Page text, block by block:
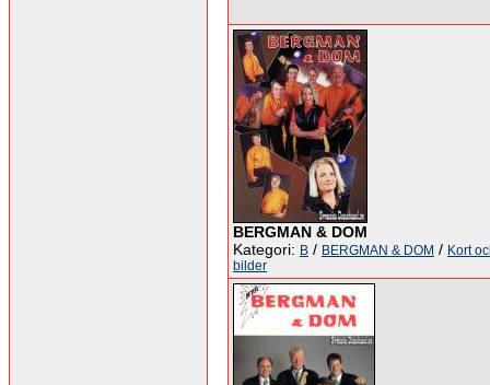
BERGMAN & DOM
Kategori: B / BERGMAN & DOM / Kort
bilder